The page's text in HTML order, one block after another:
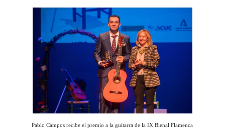
Pablo Campos recibe el premio a la guitarra de la IX Bienal Flamenca